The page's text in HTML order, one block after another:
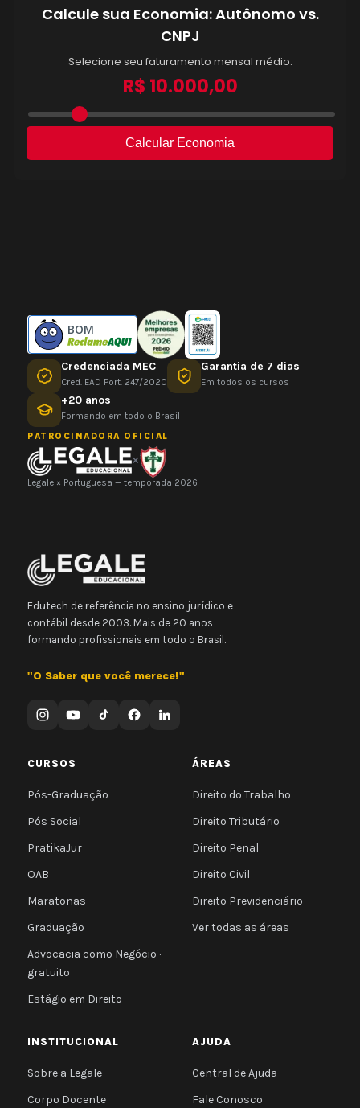
BOM
Credenciada MEC
Cred. EAD Port. 247/2020
Garantia de 7 dias
Em todos os cursos
+20 anos
Formando em todo o Brasil
PATROCINADORA OFICIAL
×
Legale × Portuguesa — temporada 2026
Edutech de referência no ensino jurídico e
contábil desde 2003. Mais de 20 anos
formando profissionais em todo o Brasil.
"O Saber que você merece!"
CURSOS
Pós-Graduação
Pós Social
PratikaJur
OAB
Maratonas
Graduação
Advocacia como Negócio ·
gratuito
Estágio em Direito
ÁREAS
Direito do Trabalho
Direito Tributário
Direito Penal
Direito Civil
Direito Previdenciário
Ver todas as áreas
INSTITUCIONAL
Sobre a Legale
Corpo Docente
AJUDA
Central de Ajuda
Fale Conosco